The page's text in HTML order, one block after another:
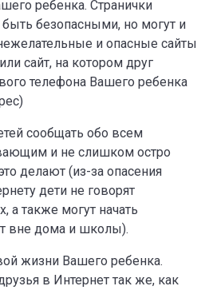
ребенка. Странички
безопасными, но могут и
и опасные сайты
сайт, на котором друг
телефона Вашего ребенка
сообщать обо всем
и не слишком остро
делают (из-за опасения
дети не говорят
а также могут начать
вне дома и школы).
жизни Вашего ребенка.
в Интернет так же, как